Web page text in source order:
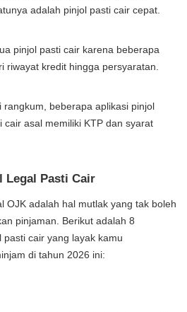
adalah pinjol pasti cair cepat.
pinjol pasti cair karena beberapa
riwayat kredit hingga persyaratan.
rangkum, beberapa aplikasi pinjol
cair asal memiliki KTP dan syarat
Legal Pasti Cair
OJK adalah hal mutlak yang tak boleh
pinjaman. Berikut adalah 8
cair yang layak kamu
di tahun 2026 ini: